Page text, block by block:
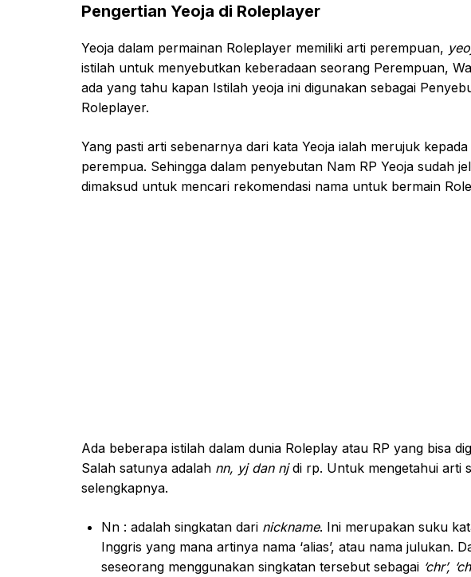
Pengertian Yeoja di Roleplayer
Yeoja dalam permainan Roleplayer memiliki arti perempuan,
istilah untuk menyebutkan keberadaan seorang Perempuan,
ada yang tahu kapan Istilah yeoja ini digunakan sebagai
Roleplayer.
Yang pasti arti sebenarnya dari kata Yeoja ialah merujuk
perempua. Sehingga dalam penyebutan Nam RP Yeoja sudah
dimaksud untuk mencari rekomendasi nama untuk bermain
Ada beberapa istilah dalam dunia Roleplay atau RP yang bisa
Salah satunya adalah nn, yj dan njdi rp. Untuk mengetahui arti
selengkapnya.
Nn : adalah singkatan dari nickname. Ini merupakan suku
Inggris yang mana artinya nama ‘alias’, atau nama julukan.
seseorang menggunakan singkatan tersebut sebagai ‘chr’,